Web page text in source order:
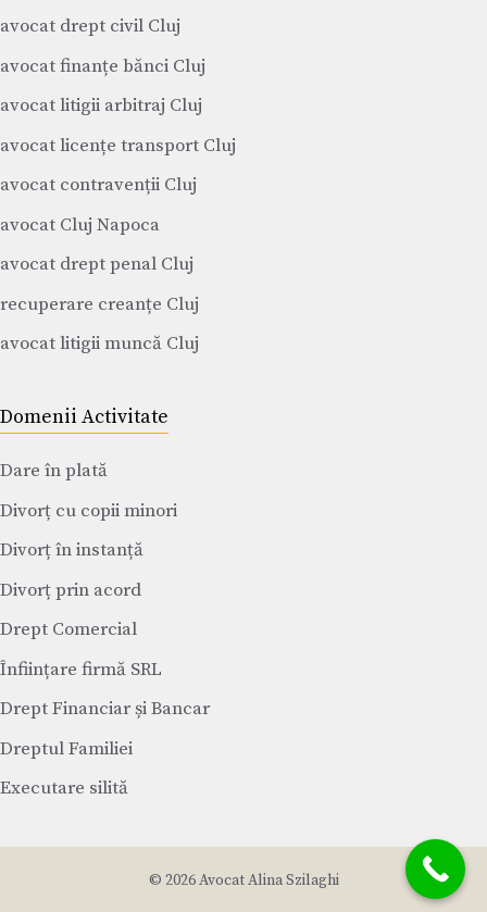
avocat drept civil Cluj
avocat finanțe bănci Cluj
avocat litigii arbitraj Cluj
avocat licențe transport Cluj
avocat contravenții Cluj
avocat Cluj Napoca
avocat drept penal Cluj
recuperare creanțe Cluj
avocat litigii muncă Cluj
Domenii Activitate
Dare în plată
Divorț cu copii minori
Divorț în instanță
Divorț prin acord
Drept Comercial
Înființare firmă SRL
Drept Financiar și Bancar
Dreptul Familiei
Executare silită
© 2026 Avocat Alina Szilaghi